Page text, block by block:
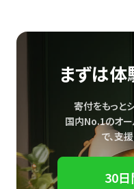
まずは体
寄付をもっと
国内No.1のオー
で、支援
30日